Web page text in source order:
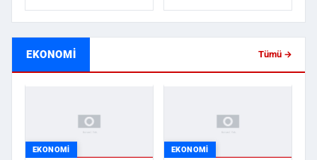
EKONOMI Tümü →
EKONOMI EKONOMI